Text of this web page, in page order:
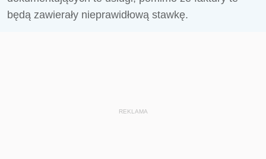
będą zawierały nieprawidłową stawkę.
REKLAMA